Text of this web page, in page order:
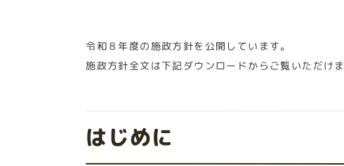
令和８年度の施政方針を公開しています。
施政方針全文は下記ダウンロードからご覧いただけま
はじめに